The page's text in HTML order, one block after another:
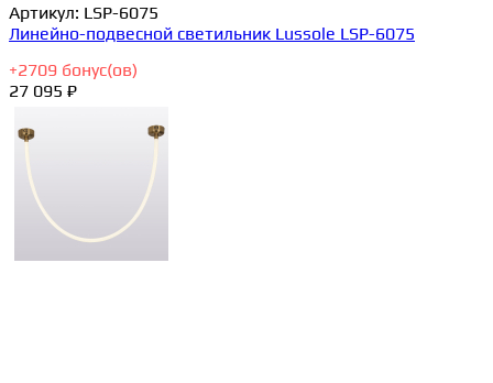
Артикул: LSP-6075
Линейно-подвесной светильник Lussole LSP-6075
+2709 бонус(ов)
27 095 ₽